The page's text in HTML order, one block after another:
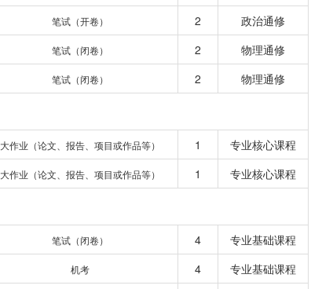
笔试（开卷） 2
政治通修
笔试（闭卷） 2
物理通修
笔试（闭卷） 2 物理通修
大作业（论文、报告、项目或作品等） 1
专业核心课程
大作业（论文、报告、项目或作品等） 1 专业核心课程
笔试（闭卷） 4
专业基础课程
机考 4
专业基础课程